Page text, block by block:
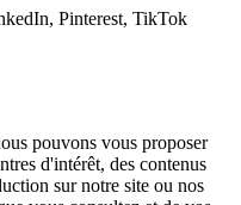
Pinterest, TikTok
pouvons vous proposer
d'intérêt, des contenus
sur notre site ou nos